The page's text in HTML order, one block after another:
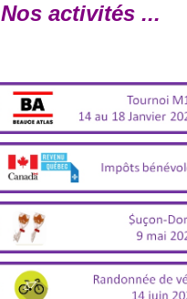
Nos activités ...